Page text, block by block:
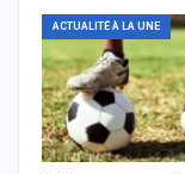
ACTUALITÉ À LA UNE